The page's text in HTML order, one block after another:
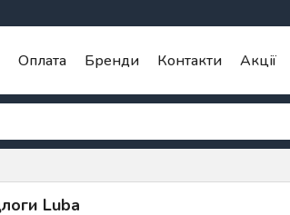
Оплата Бренди Контакти Акції
Luba